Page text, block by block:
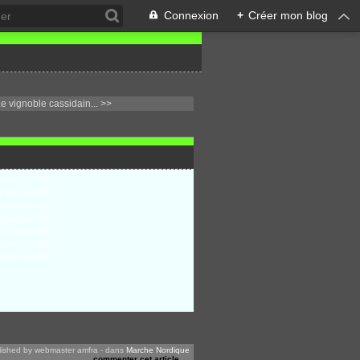
Connexion + Créer mon blog
vignoble cassidain... >>
by webmaster amfra - dans Marche Nordique